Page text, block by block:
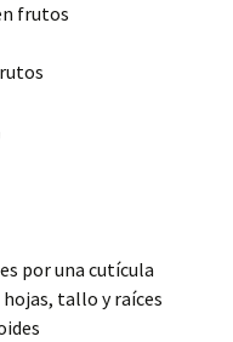
frutos
por una cutícula
hojas, tallo y raíces